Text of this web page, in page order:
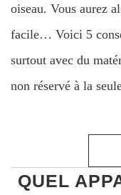
oiseau. Vous aurez
facile… Voici 5
surtout avec du
non réservé à la
QUEL